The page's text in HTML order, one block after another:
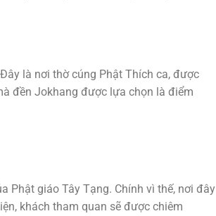
là nơi thờ cúng Phật Thích ca, được
đền Jokhang được lựa chọn là điểm
Phật giáo Tây Tạng. Chính vì thế, nơi đây
khách tham quan sẽ được chiêm